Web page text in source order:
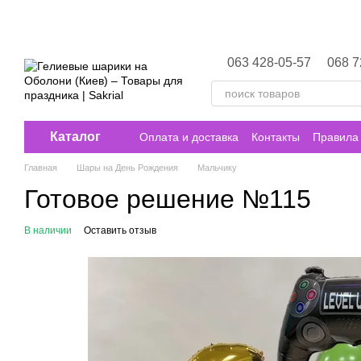
063 428-05-57 068
Каталог Оплата и доставка Контакты Правила
Главная Шары на День Рождения Мальчику
Готовое решение №115
В наличии Оставить отзыв